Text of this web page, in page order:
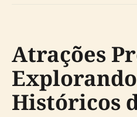
Atrações
Históricos